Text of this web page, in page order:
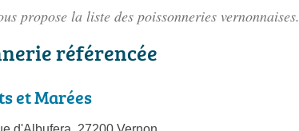
propose la liste des poissonneries vernonnaises.
référencée
et Marées